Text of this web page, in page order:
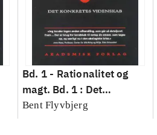
Bd. 1 - Rationalitet og
magt. Bd. 1 : Det
konkretes videnskab
Bent Flyvbjerg